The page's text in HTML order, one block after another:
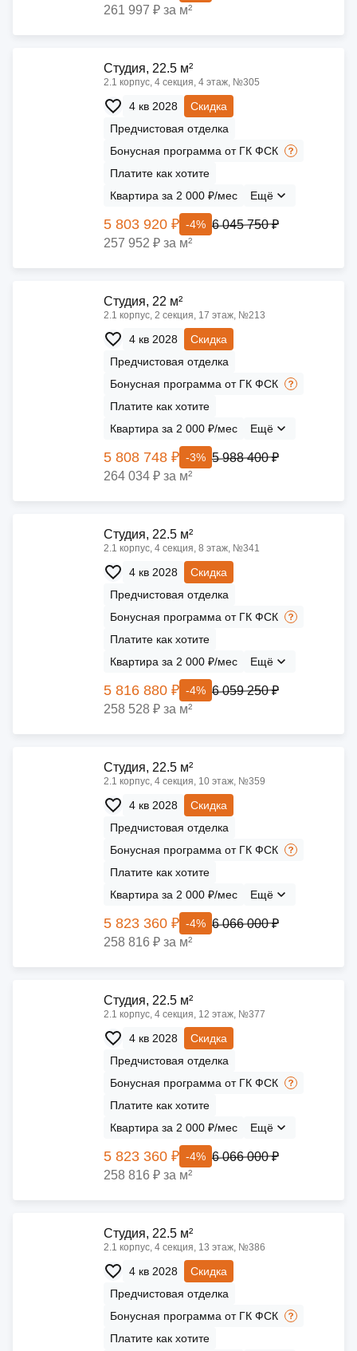
261 997 ₽ за м²
Cтудия, 22.5 м²
2.1 корпус, 4 секция, 4 этаж, №305
4 кв 2028
Скидка
Предчистовая отделка
Бонусная программа от ГК ФСК
Платите как хотите
Квартира за 2 000 ₽/мес
Ещё
5 803 920 ₽ -4% 6 045 750 ₽
257 952 ₽ за м²
Cтудия, 22 м²
2.1 корпус, 2 секция, 17 этаж, №213
4 кв 2028
Скидка
Предчистовая отделка
Бонусная программа от ГК ФСК
Платите как хотите
Квартира за 2 000 ₽/мес
Ещё
5 808 748 ₽ -3% 5 988 400 ₽
264 034 ₽ за м²
Cтудия, 22.5 м²
2.1 корпус, 4 секция, 8 этаж, №341
4 кв 2028
Скидка
Предчистовая отделка
Бонусная программа от ГК ФСК
Платите как хотите
Квартира за 2 000 ₽/мес
Ещё
5 816 880 ₽ -4% 6 059 250 ₽
258 528 ₽ за м²
Cтудия, 22.5 м²
2.1 корпус, 4 секция, 10 этаж, №359
4 кв 2028
Скидка
Предчистовая отделка
Бонусная программа от ГК ФСК
Платите как хотите
Квартира за 2 000 ₽/мес
Ещё
5 823 360 ₽ -4% 6 066 000 ₽
258 816 ₽ за м²
Cтудия, 22.5 м²
2.1 корпус, 4 секция, 12 этаж, №377
4 кв 2028
Скидка
Предчистовая отделка
Бонусная программа от ГК ФСК
Платите как хотите
Квартира за 2 000 ₽/мес
Ещё
5 823 360 ₽ -4% 6 066 000 ₽
258 816 ₽ за м²
Cтудия, 22.5 м²
2.1 корпус, 4 секция, 13 этаж, №386
4 кв 2028
Скидка
Предчистовая отделка
Бонусная программа от ГК ФСК
Платите как хотите